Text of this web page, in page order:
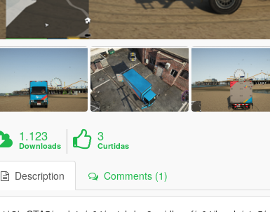
1.123
Downloads
3
Curtidas
Description Comments (1)